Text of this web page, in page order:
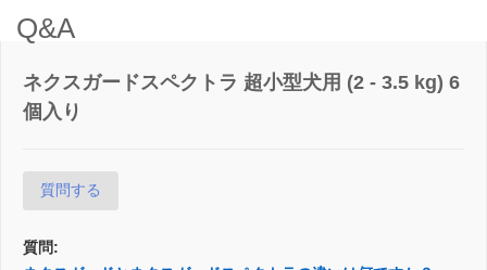
Q&A
ネクスガードスペクトラ 超小型犬用 (2 - 3.5 kg) 6
個入り
質問する
質問: